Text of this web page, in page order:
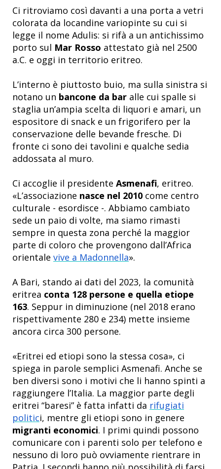
Ci ritroviamo così davanti a una porta a vetri
colorata da locandine variopinte su cui si
legge il nome Adulis: si rifà a un antichissimo
porto sul Mar Rosso attestato già nel 2500
a.C. e oggi in territorio eritreo.
L’interno è piuttosto buio, ma sulla sinistra si
notano un bancone da bar alle cui spalle si
staglia un’ampia scelta di liquori e amari, un
espositore di snack e un frigorifero per la
conservazione delle bevande fresche. Di
fronte ci sono dei tavolini e qualche sedia
addossata al muro.
Ci accoglie il presidente Asmenafi, eritreo.
«L’associazione nasce nel 2010 come centro
culturale - esordisce -. Abbiamo cambiato
sede un paio di volte, ma siamo rimasti
sempre in questa zona perché la maggior
parte di coloro che provengono dall’Africa
orientale vive a Madonnella».
A Bari, stando ai dati del 2023, la comunità
eritrea conta 128 persone e quella etiope
163. Seppur in diminuzione (nel 2018 erano
rispettivamente 280 e 234) mette insieme
ancora circa 300 persone.
«Eritrei ed etiopi sono la stessa cosa», ci
spiega in parole semplici Asmenafi. Anche se
ben diversi sono i motivi che li hanno spinti a
raggiungere l’Italia. La maggior parte degli
eritrei “baresi” è fatta infatti da rifugiati
politici, mentre gli etiopi sono in genere
migranti economici. I primi quindi possono
comunicare con i parenti solo per telefono e
nessuno di loro può ovviamente rientrare in